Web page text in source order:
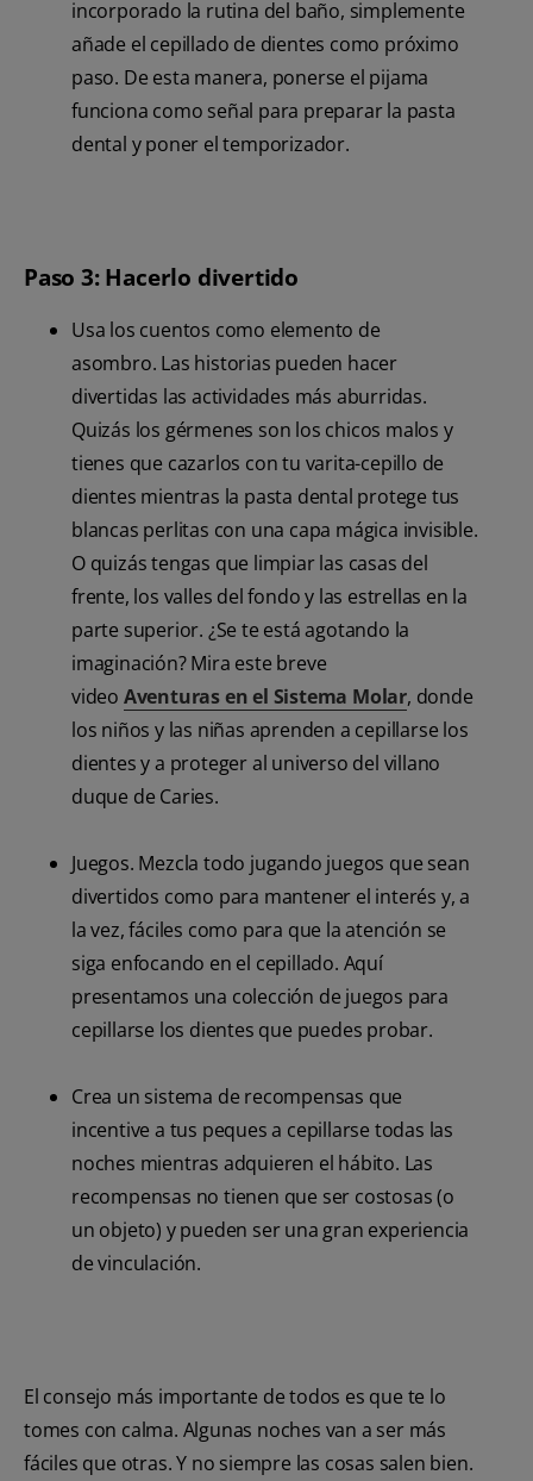
incorporado la rutina del baño, simplemente
añade el cepillado de dientes como próximo
paso. De esta manera, ponerse el pijama
funciona como señal para preparar la pasta
dental y poner el temporizador.
Paso 3: Hacerlo divertido
Usa los cuentos como elemento de
asombro. Las historias pueden hacer
divertidas las actividades más aburridas.
Quizás los gérmenes son los chicos malos y
tienes que cazarlos con tu varita-cepillo de
dientes mientras la pasta dental protege tus
blancas perlitas con una capa mágica invisible.
O quizás tengas que limpiar las casas del
frente, los valles del fondo y las estrellas en la
parte superior. ¿Se te está agotando la
imaginación? Mira este breve
video Aventuras en el Sistema Molar, donde
los niños y las niñas aprenden a cepillarse los
dientes y a proteger al universo del villano
duque de Caries.
Juegos. Mezcla todo jugando juegos que sean
divertidos como para mantener el interés y, a
la vez, fáciles como para que la atención se
siga enfocando en el cepillado. Aquí
presentamos una colección de juegos para
cepillarse los dientes que puedes probar.
Crea un sistema de recompensas que
incentive a tus peques a cepillarse todas las
noches mientras adquieren el hábito. Las
recompensas no tienen que ser costosas (o
un objeto) y pueden ser una gran experiencia
de vinculación.
El consejo más importante de todos es que te lo
tomes con calma. Algunas noches van a ser más
fáciles que otras. Y no siempre las cosas salen bien.